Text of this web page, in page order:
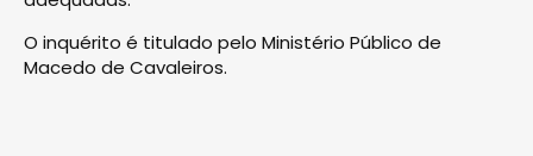
O inquérito é titulado pelo Ministério Público de
Macedo de Cavaleiros.